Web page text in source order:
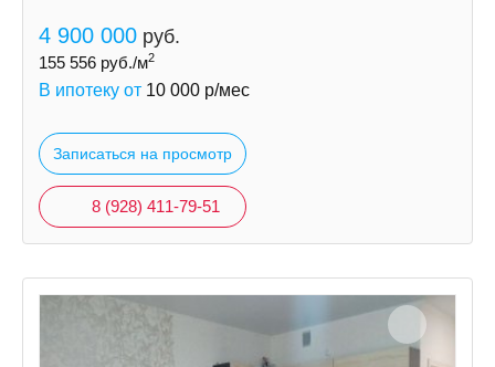
4 900 000 руб.
155 556 руб./м2
В ипотеку от 10 000 р/мес
Записаться на просмотр
8 (928) 411-79-51